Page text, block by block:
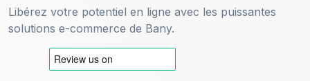
Libérez votre potentiel en ligne avec les puissantes
solutions e-commerce de Bany.